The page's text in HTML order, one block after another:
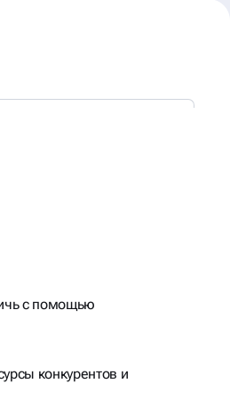
с помощью
конкурентов и